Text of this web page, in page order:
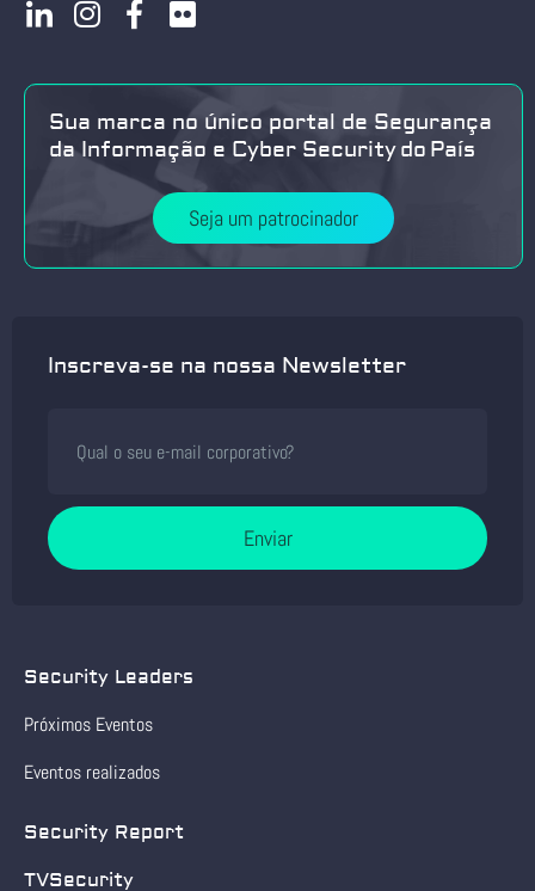
Sua marca no único portal de Segurança
da Informação e Cyber Security do País
Seja um patrocinador
Inscreva-se na nossa Newsletter
Enviar
Security Leaders
Próximos Eventos
Eventos realizados
Security Report
TVSecurity